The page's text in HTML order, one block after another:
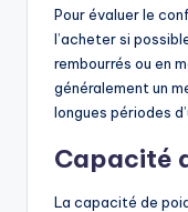
Pour évaluer le
l’acheter si
rembourrés ou en
généralement un
longues périodes
Capacité
La capacité de